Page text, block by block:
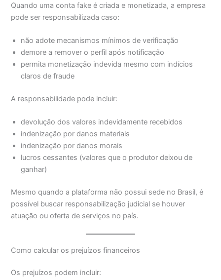
Quando uma conta fake é criada e monetizada, a empresa
pode ser responsabilizada caso:
não adote mecanismos mínimos de verificação
demore a remover o perfil após notificação
permita monetização indevida mesmo com indícios
claros de fraude
A responsabilidade pode incluir:
devolução dos valores indevidamente recebidos
indenização por danos materiais
indenização por danos morais
lucros cessantes (valores que o produtor deixou de
ganhar)
Mesmo quando a plataforma não possui sede no Brasil, é
possível buscar responsabilização judicial se houver
atuação ou oferta de serviços no país.
Como calcular os prejuízos financeiros
Os prejuízos podem incluir: